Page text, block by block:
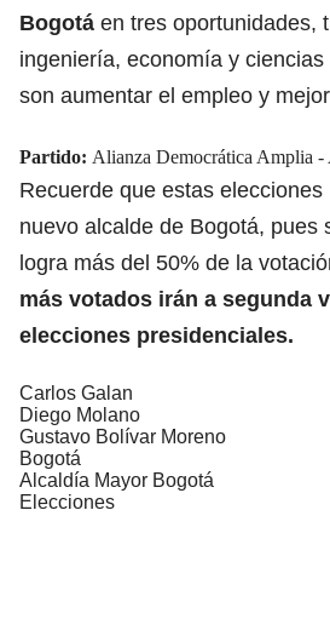
Bogotá en tres oportunidades,
ingeniería, economía y
son aumentar el empleo y
Partido: Alianza Democrática Amplia
Recuerde que estas
nuevo alcalde de Bogotá, pues
logra más del 50% de la
más votados irán a segunda
elecciones presidenciales.
Carlos Galan
Diego Molano
Gustavo Bolívar Moreno
Bogotá
Alcaldía Mayor Bogotá
Elecciones